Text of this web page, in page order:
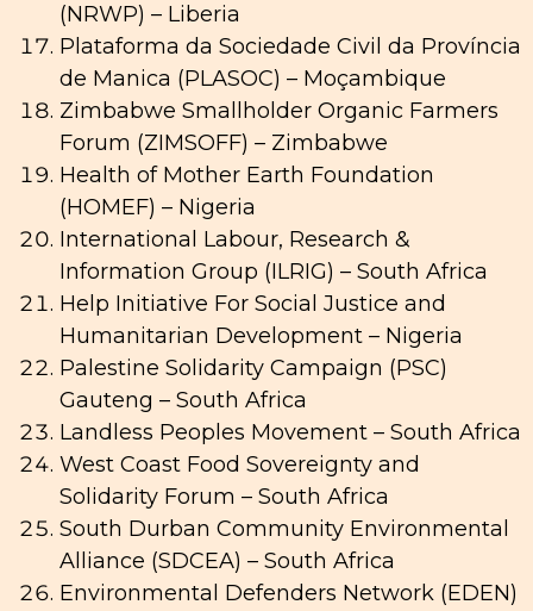
(NRWP) – Liberia
Plataforma da Sociedade Civil da Província
de Manica (PLASOC) – Moçambique
Zimbabwe Smallholder Organic Farmers
Forum (ZIMSOFF) – Zimbabwe
Health of Mother Earth Foundation
(HOMEF) – Nigeria
International Labour, Research &
Information Group (ILRIG) – South Africa
Help Initiative For Social Justice and
Humanitarian Development – Nigeria
Palestine Solidarity Campaign (PSC)
Gauteng – South Africa
Landless Peoples Movement – South Africa
West Coast Food Sovereignty and
Solidarity Forum – South Africa
South Durban Community Environmental
Alliance (SDCEA) – South Africa
Environmental Defenders Network (EDEN)